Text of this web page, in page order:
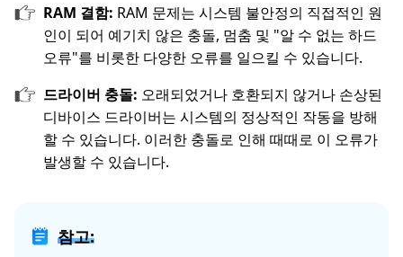
RAM 결함: RAM 문제는 시스템 불안정의 직접적인 원
인이 되어 예기치 않은 충돌, 멈춤 및 "알 수 없는 하드
오류"를 비롯한 다양한 오류를 일으킬 수 있습니다.
드라이버 충돌: 오래되었거나 호환되지 않거나 손상된
디바이스 드라이버는 시스템의 정상적인 작동을 방해
할 수 있습니다. 이러한 충돌로 인해 때때로 이 오류가
발생할 수 있습니다.
참고: